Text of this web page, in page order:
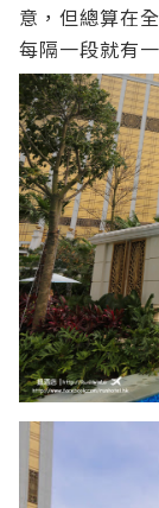
意，但總算在
每隔一段就有